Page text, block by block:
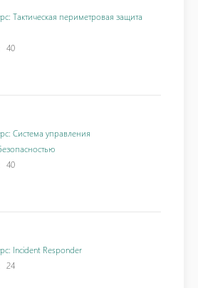
Тактическая периметровая защита
40
Система управления
40
Incident Responder
24